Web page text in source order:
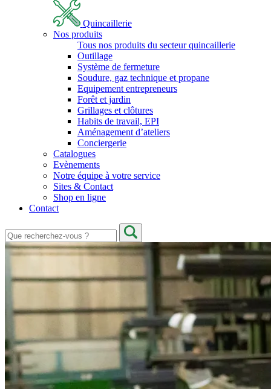
Quincaillerie
Nos produits
Tous nos produits du secteur quincaillerie
Outillage
Système de fermeture
Soudure, gaz technique et propane
Equipement entrepreneurs
Forêt et jardin
Grillages et clôtures
Habits de travail, EPI
Aménagement d’ateliers
Conciergerie
Catalogues
Evènements
Notre équipe à votre service
Sites & Contact
Shop en ligne
Contact